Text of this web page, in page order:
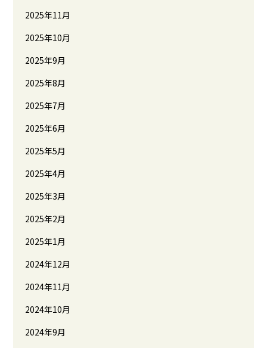
2025年11月
2025年10月
2025年9月
2025年8月
2025年7月
2025年6月
2025年5月
2025年4月
2025年3月
2025年2月
2025年1月
2024年12月
2024年11月
2024年10月
2024年9月